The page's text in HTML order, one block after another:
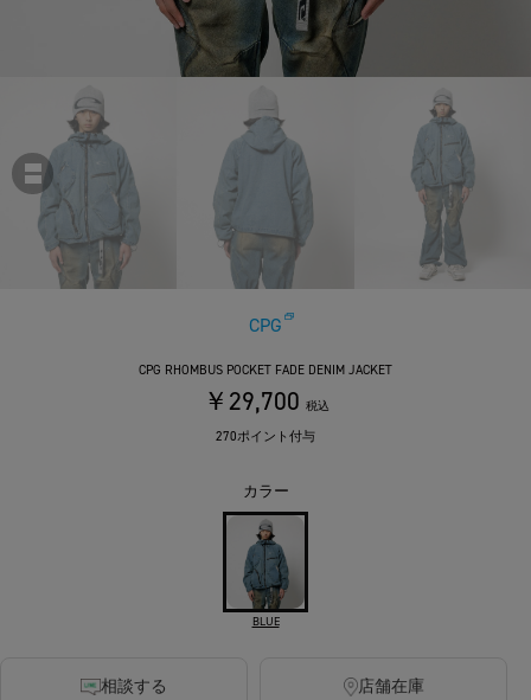
CPG
CPG RHOMBUS POCKET FADE DENIM JACKET
￥29,700 税込
270ポイント付与
カラー
BLUE
相談する 店舗在庫